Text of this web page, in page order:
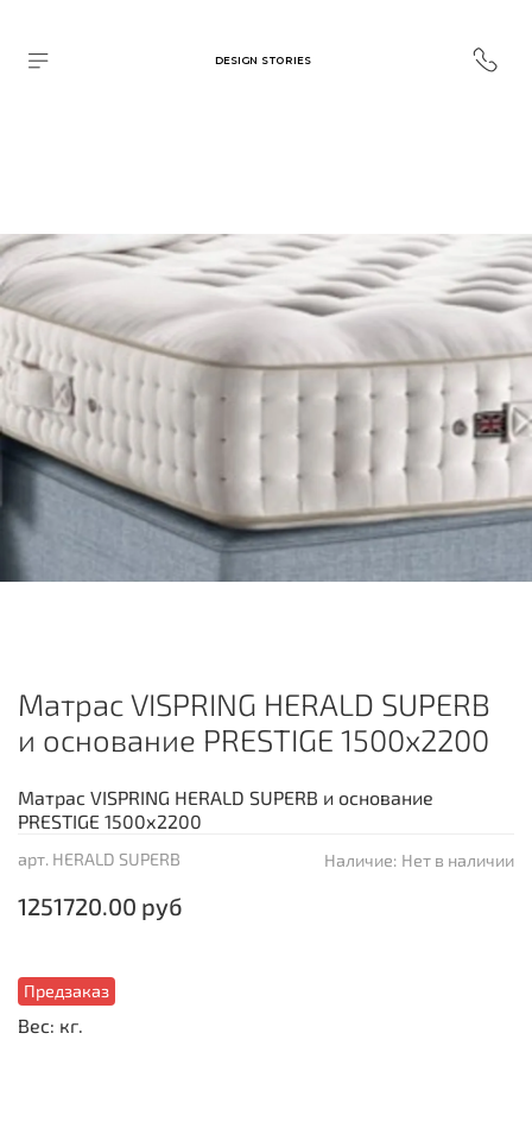
DESIGN STORIES
арт. HERALD SUPERB Наличие: Нет в наличии
Предзаказ
Матрас VISPRING HERALD SUPERB
и основание PRESTIGE 1500х2200
1251720.00 руб
Матрас VISPRING HERALD SUPERB и основание
PRESTIGE 1500х2200
Вес: кг.